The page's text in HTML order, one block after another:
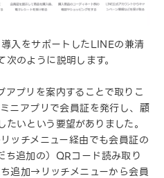
入をサポートしたLINEの兼清
のように説明します。
アプリを案内することで取りこ
ニアプリで会員証を発行し、顧
いという要望がありました。
ッチメニュー経由でも会員証の
ち追加の）QRコード読み取り
追加→リッチメニューから会員